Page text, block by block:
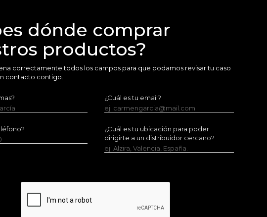
dónde comprar
productos?
correctamente todos los campos para que podamos revisar tu caso
contacto contigo.
¿Cuál es tu email?
ej. carmengarcia@mail.com
¿Cuál es tu ubicación para poder
dirigirte a un distribuidor cercano?
ej. Alzira, Valencia, España.